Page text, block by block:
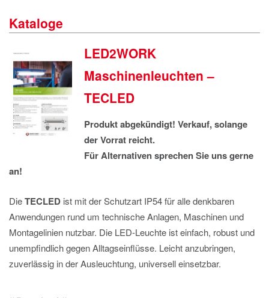
DATENSCHUTZ
Kataloge
LED2WORK
Maschinenleuchten –
TECLED
Produkt abgekündigt! Verkauf, solange
der Vorrat reicht.
Für Alternativen sprechen Sie uns gerne
an!
DieTECLED ist mit der Schutzart IP54 für alle denkbaren
Anwendungen rund um technische Anlagen, Maschinen und
Montagelinien nutzbar. Die LED-Leuchte ist einfach, robust und
unempfindlich gegen Alltagseinflüsse. Leicht anzubringen,
zuverlässig in der Ausleuchtung, universell einsetzbar.